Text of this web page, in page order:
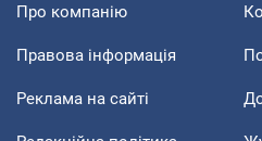
Про компанію
Правова інформація
Реклама на сайті